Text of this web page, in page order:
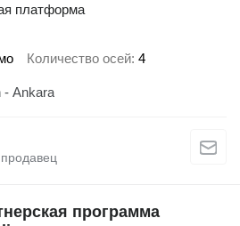
платформа
Количество осей 4
- Ankara
программа